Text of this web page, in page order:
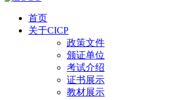
首页
关于CICP
政策文件
颁证单位
考试介绍
证书展示
教材展示